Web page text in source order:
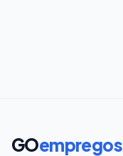
GOempregos